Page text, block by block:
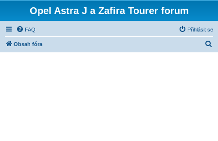
Opel Astra J a Zafira Tourer forum
FAQ Přihlásit se
Obsah fóra